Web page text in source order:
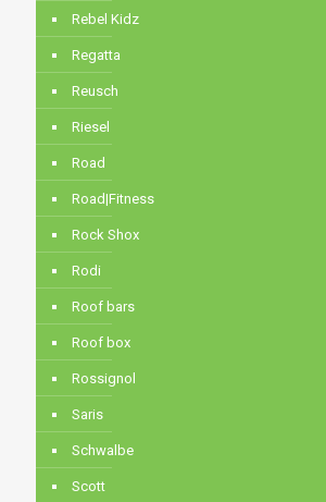
Rebel Kidz
Regatta
Reusch
Riesel
Road
Road|Fitness
Rock Shox
Rodi
Roof bars
Roof box
Rossignol
Saris
Schwalbe
Scott